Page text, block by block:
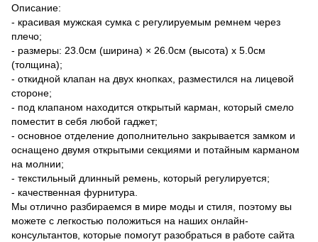
Описание:
- красивая мужская сумка с регулируемым ремнем через
плечо;
- размеры: 23.0см (ширина) × 26.0см (высота) х 5.0см
(толщина);
- откидной клапан на двух кнопках, разместился на лицевой
стороне;
- под клапаном находится открытый карман, который смело
поместит в себя любой гаджет;
- основное отделение дополнительно закрывается замком и
оснащено двумя открытыми секциями и потайным карманом
на молнии;
- текстильный длинный ремень, который регулируется;
- качественная фурнитура.
Мы отлично разбираемся в мире моды и стиля, поэтому вы
можете с легкостью положиться на наших онлайн-
консультантов, которые помогут разобраться в работе сайта